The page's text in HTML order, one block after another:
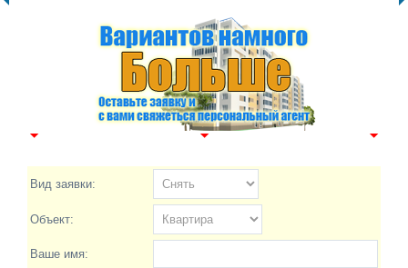
Вид заявки:
Объект:
Ваше имя: